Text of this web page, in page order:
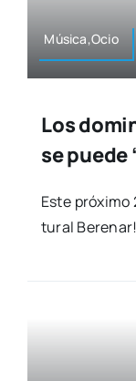
Música,Ocio
Los
se puede
Este
tu­ral